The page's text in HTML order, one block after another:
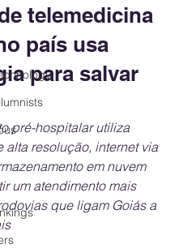
telemedicina
país usa
para salvar
pré-hospitalar utiliza
alta resolução, internet via
em nuvem
um atendimento mais
que ligam Goiás a